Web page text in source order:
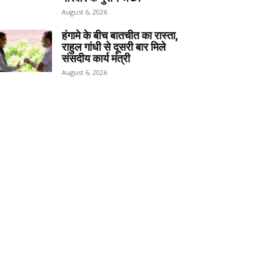
August 6, 2026
हंगामे के बीच बातचीत का रास्ता,
राहुल गांधी से दूसरी बार मिले
संसदीय कार्य मंत्री
August 6, 2026